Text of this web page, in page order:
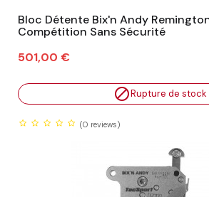
Bloc Détente Bix'n Andy
Compétition Sans Sécurité
Prix
501,00 €
Rupture de stock
(0 reviews)